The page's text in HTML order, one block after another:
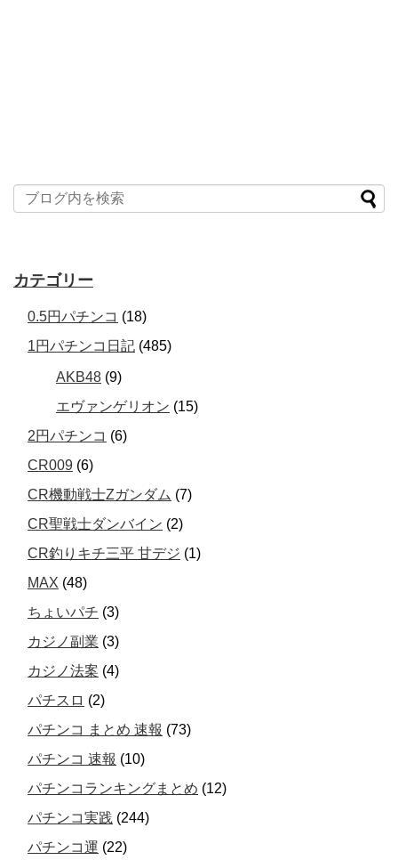
カテゴリー
0.5円パチンコ (18)
1円パチンコ日記 (485)
AKB48 (9)
エヴァンゲリオン (15)
2円パチンコ (6)
CR009 (6)
CR機動戦士Zガンダム (7)
CR聖戦士ダンバイン (2)
CR釣りキチ三平 甘デジ (1)
MAX (48)
ちょいパチ (3)
カジノ副業 (3)
カジノ法案 (4)
パチスロ (2)
パチンコ まとめ 速報 (73)
パチンコ 速報 (10)
パチンコランキングまとめ (12)
パチンコ実践 (244)
パチンコ運 (22)